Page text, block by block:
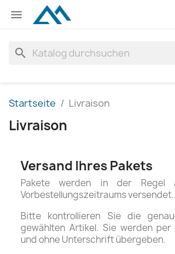

search
Startseite Livraison
Livraison
Versand Ihres Pakets
Pakete werden in der Regel
Vorbestellungszeitraums versendet.
Bitte kontrollieren Sie die
gewählten Artikel. Sie werden
und ohne Unterschrift übergeben.